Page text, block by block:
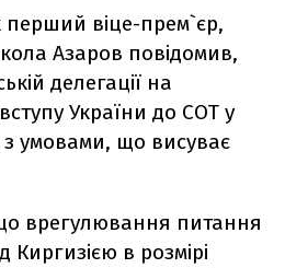
перший віце-прем`єр,
Азаров повідомив,
делегації на
України до СОТ у
умовами, що висуває
врегулювання питання
Киргизією в розмірі